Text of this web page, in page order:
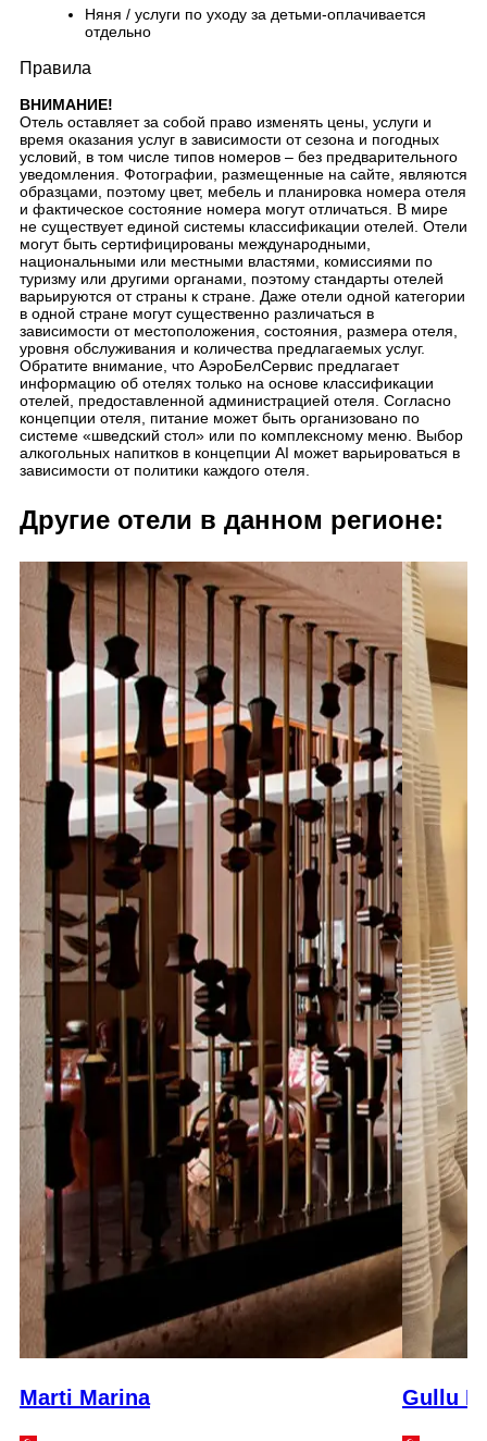
Няня / услуги по уходу за детьми-оплачивается
отдельно
Правила
ВНИМАНИЕ!
Отель оставляет за собой право изменять цены, услуги и
время оказания услуг в зависимости от сезона и погодных
условий, в том числе типов номеров – без предварительного
уведомления. Фотографии, размещенные на сайте, являются
образцами, поэтому цвет, мебель и планировка номера отеля
и фактическое состояние номера могут отличаться. В мире
не существует единой системы классификации отелей. Отели
могут быть сертифицированы международными,
национальными или местными властями, комиссиями по
туризму или другими органами, поэтому стандарты отелей
варьируются от страны к стране. Даже отели одной категории
в одной стране могут существенно различаться в
зависимости от местоположения, состояния, размера отеля,
уровня обслуживания и количества предлагаемых услуг.
Обратите внимание, что АэроБелСервис предлагает
информацию об отелях только на основе классификации
отелей, предоставленной администрацией отеля. Согласно
концепции отеля, питание может быть организовано по
системе «шведский стол» или по комплексному меню. Выбор
алкогольных напитков в концепции AI может варьироваться в
зависимости от политики каждого отеля.
Другие отели в данном регионе:
Marti Marina Gullu